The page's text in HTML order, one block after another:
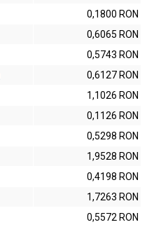
0,1800 RON
0,6065 RON
0,5743 RON
0,6127 RON
1,1026 RON
0,1126 RON
0,5298 RON
1,9528 RON
0,4198 RON
1,7263 RON
0,5572 RON